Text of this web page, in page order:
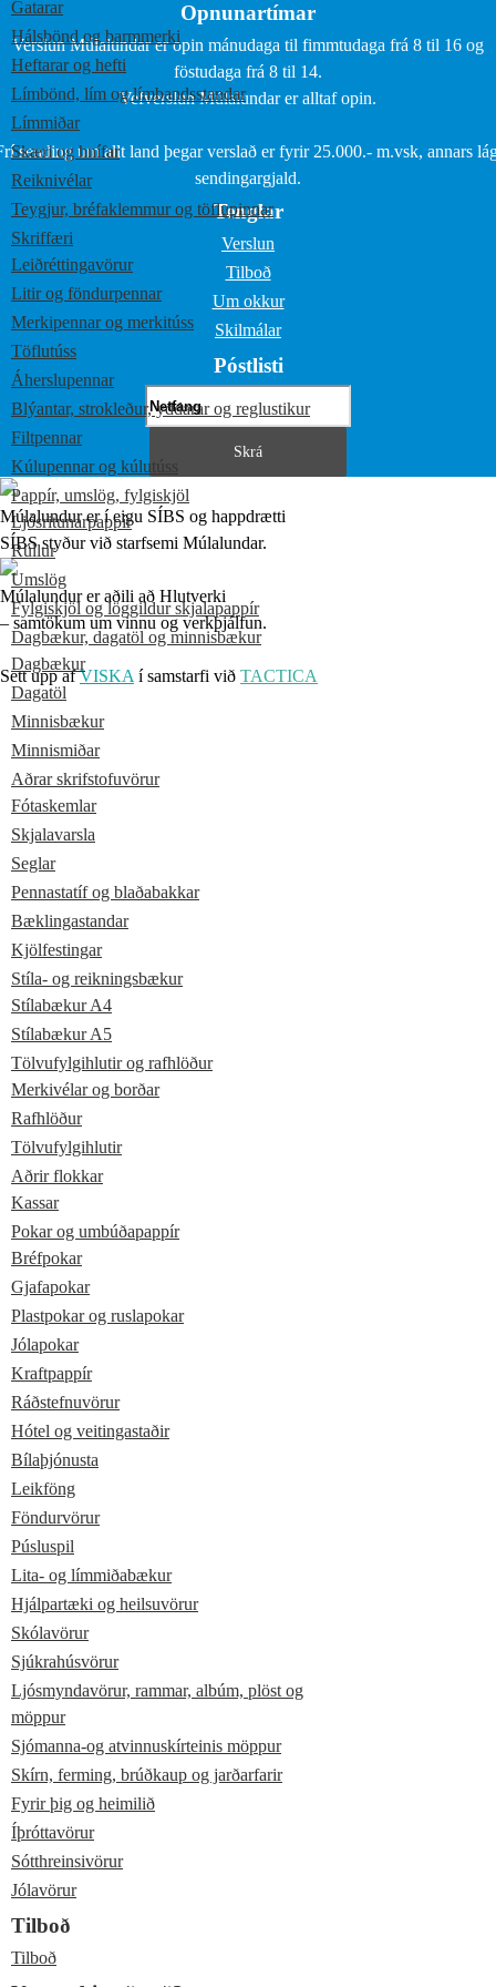
Gatarar
Hálsbönd og barmmerki
Heftarar og hefti
Límbönd, lím og límbandsstandar
Límmiðar
Skæri og hnífar
Reiknivélar
Teygjur, bréfaklemmur og töflupinnar
Skriffæri
Leiðréttingavörur
Litir og föndurpennar
Merkipennar og merkitúss
Töflutúss
Áherslupennar
Blýantar, strokleður, yddarar og reglustikur
Filtpennar
Kúlupennar og kúlutúss
Pappír, umslög, fylgiskjöl
Ljósritunarpappír
Rúllur
Umslög
Fylgiskjöl og löggildur skjalapappír
Dagbækur, dagatöl og minnisbækur
Dagbækur
Dagatöl
Minnisbækur
Minnismiðar
Aðrar skrifstofuvörur
Fótaskemlar
Skjalavarsla
Seglar
Pennastatíf og blaðabakkar
Bæklingastandar
Kjölfestingar
Stíla- og reikningsbækur
Stílabækur A4
Stílabækur A5
Tölvufylgihlutir og rafhlöður
Merkivélar og borðar
Rafhlöður
Tölvufylgihlutir
Aðrir flokkar
Kassar
Pokar og umbúðapappír
Bréfpokar
Gjafapokar
Plastpokar og ruslapokar
Jólapokar
Kraftpappír
Ráðstefnuvörur
Hótel og veitingastaðir
Bílaþjónusta
Leikföng
Föndurvörur
Púsluspil
Lita- og límmiðabækur
Hjálpartæki og heilsuvörur
Skólavörur
Sjúkrahúsvörur
Ljósmyndavörur, rammar, albúm, plöst og
möppur
Sjómanna-og atvinnuskírteinis möppur
Skírn, ferming, brúðkaup og jarðarfarir
Fyrir þig og heimilið
Íþróttavörur
Sótthreinsivörur
Jólavörur
Tilboð
Tilboð
Opnunartímar
Verslun Múlalundar er opin mánudaga til fimmtudaga frá 8 til 16 og
föstudaga frá 8 til 14.
Vefverslun Múlalundar er alltaf opin.
sending um allt land þegar verslað er fyrir 25.000.- m.vsk, annars
sendingargjald.
Tenglar
Verslun
Tilboð
Um okkur
Skilmálar
Póstlisti
Múlalundur er í eigu SÍBS og happdrætti
SÍBS styður við starfsemi Múlalundar.
Múlalundur er aðili að Hlutverki
– samtökum um vinnu og verkþjálfun.
Sett upp afVISKA í samstarfi við TACTICA